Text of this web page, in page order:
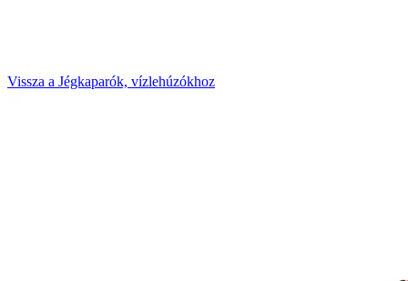
Vissza a Jégkaparók, vízlehúzókhoz